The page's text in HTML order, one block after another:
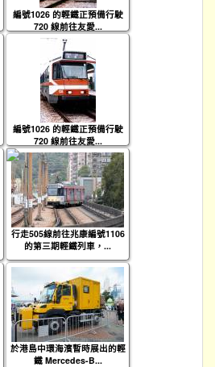
編號1026 的輕鐵正預備行駛
720 線前往友愛...
編號1026 的輕鐵正預備行駛
720 線前往友愛...
行走505線前往兆康編號1106
的第三期輕鐵列車，...
於港島中環海濱暫時展出的輕
鐵 Mercedes-B...